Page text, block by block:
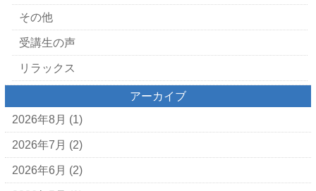
その他
受講生の声
リラックス
アーカイブ
2026年8月 (1)
2026年7月 (2)
2026年6月 (2)